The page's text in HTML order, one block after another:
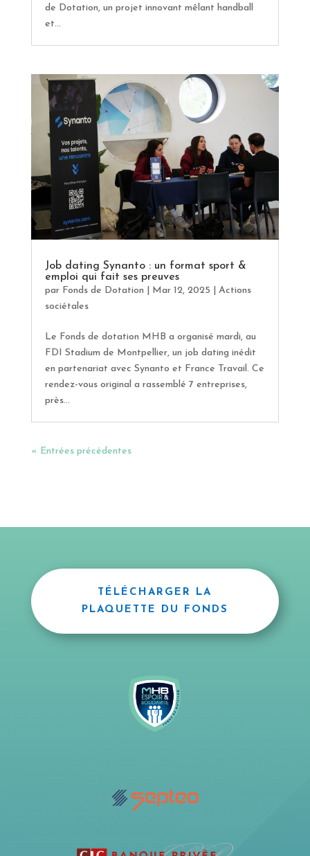
de Dotation, un projet innovant mêlant handball
et...
Job dating Synanto : un format sport &
emploi qui fait ses preuves
par Fonds de Dotation Mar 12, 2025
Actions
sociétales
Le Fonds de dotation MHB a organisé mardi, au
FDI Stadium de Montpellier, un job dating inédit
en partenariat avec Synanto et France Travail. Ce
rendez-vous original a rassemblé 7 entreprises,
près...
« Entrées précédentes
TÉLÉCHARGER LA
PLAQUETTE DU FONDS